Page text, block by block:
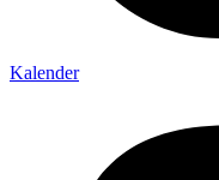
Kalender